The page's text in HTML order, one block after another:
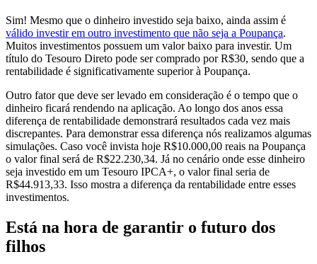
Sim! Mesmo que o dinheiro investido seja baixo, ainda assim é
válido investir em outro investimento que não seja a Poupança.
Muitos investimentos possuem um valor baixo para investir. Um
título do Tesouro Direto pode ser comprado por R$30, sendo que a
rentabilidade é significativamente superior à Poupança.
Outro fator que deve ser levado em consideração é o tempo que o
dinheiro ficará rendendo na aplicação. Ao longo dos anos essa
diferença de rentabilidade demonstrará resultados cada vez mais
discrepantes. Para demonstrar essa diferença nós realizamos algumas
simulações. Caso você invista hoje R$10.000,00 reais na Poupança
o valor final será de R$22.230,34. Já no cenário onde esse dinheiro
seja investido em um Tesouro IPCA+, o valor final seria de
R$44.913,33. Isso mostra a diferença da rentabilidade entre esses
investimentos.
Está na hora de garantir o futuro dos
filhos